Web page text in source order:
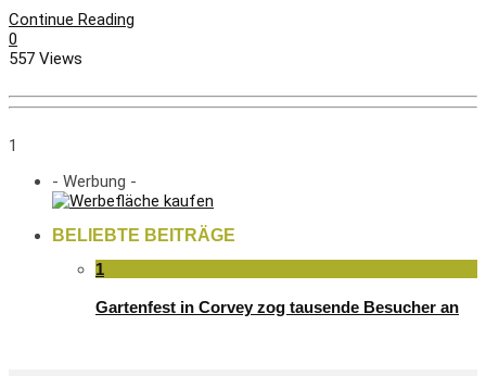
Continue Reading
0
557 Views
1
- Werbung -
BELIEBTE BEITRÄGE
1
Gartenfest in Corvey zog tausende Besucher an